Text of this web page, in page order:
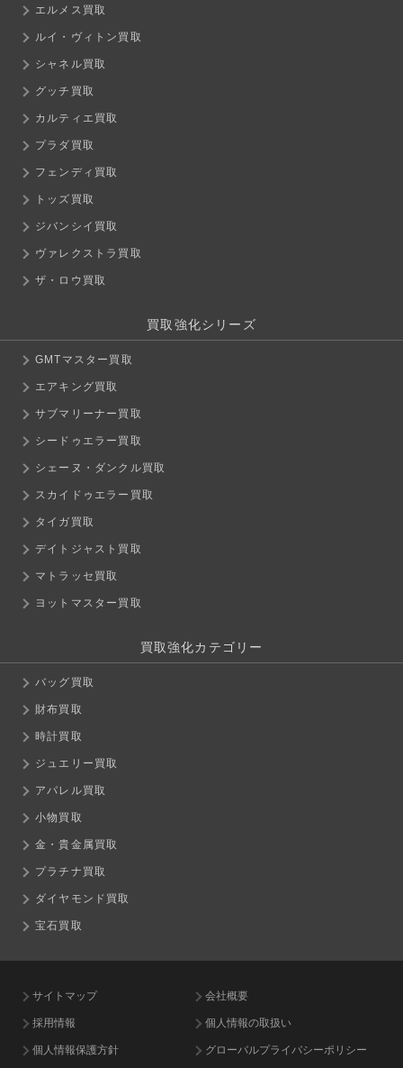
エルメス買取
ルイ・ヴィトン買取
シャネル買取
グッチ買取
カルティエ買取
プラダ買取
フェンディ買取
トッズ買取
ジバンシイ買取
ヴァレクストラ買取
ザ・ロウ買取
買取強化シリーズ
GMTマスター買取
エアキング買取
サブマリーナー買取
シードゥエラー買取
シェーヌ・ダンクル買取
スカイドゥエラー買取
タイガ買取
デイトジャスト買取
マトラッセ買取
ヨットマスター買取
買取強化カテゴリー
バッグ買取
財布買取
時計買取
ジュエリー買取
アパレル買取
小物買取
金・貴金属買取
プラチナ買取
ダイヤモンド買取
宝石買取
サイトマップ 会社概要
採用情報 個人情報の取扱い
個人情報保護方針 グローバルプライバシーポリシー